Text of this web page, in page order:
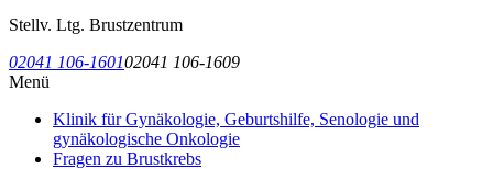
Stellv. Ltg. Brustzentrum
02041 106-160102041 106-1609
Menü
Klinik für Gynäkologie, Geburtshilfe, Senologie und
gynäkologische Onkologie
Fragen zu Brustkrebs